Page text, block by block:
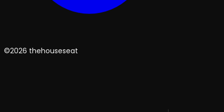
©2026 thehouseseat